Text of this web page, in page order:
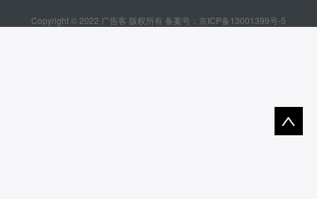
Copyright © 2022 广告客 版权所有 备案号： 京ICP备13001399号-5